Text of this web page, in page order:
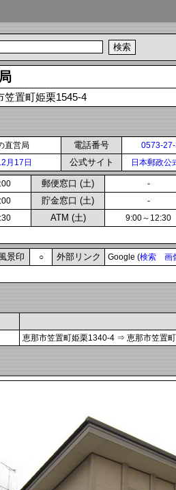
笠置町姫栗1545-4
直営局 電話番号 0573-
月17日 公式サイト 日本郵政公
郵便窓口 (土) -
貯金窓口 (土) -
ATM (土) 9:00～12:30
景印 ○ 外部リンク Google (検索 画
恵那市笠置町姫栗1340-4 ⇒ 恵那市笠置